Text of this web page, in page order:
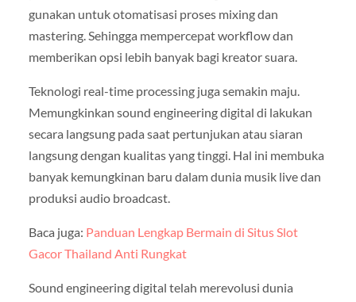
gunakan untuk otomatisasi proses mixing dan
mastering. Sehingga mempercepat workflow dan
memberikan opsi lebih banyak bagi kreator suara.
Teknologi real-time processing juga semakin maju.
Memungkinkan sound engineering digital di lakukan
secara langsung pada saat pertunjukan atau siaran
langsung dengan kualitas yang tinggi. Hal ini membuka
banyak kemungkinan baru dalam dunia musik live dan
produksi audio broadcast.
Baca juga: Panduan Lengkap Bermain di Situs Slot
Gacor Thailand Anti Rungkat
Sound engineering digital telah merevolusi dunia